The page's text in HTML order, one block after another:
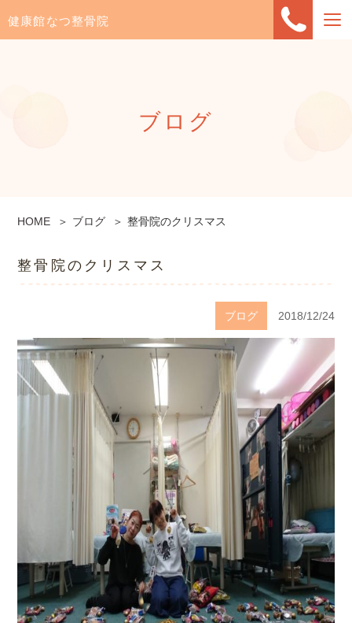
健康館なつ整骨院
ブログ
HOME ブログ 整骨院のクリスマス
整骨院のクリスマス
ブログ 2018/12/24